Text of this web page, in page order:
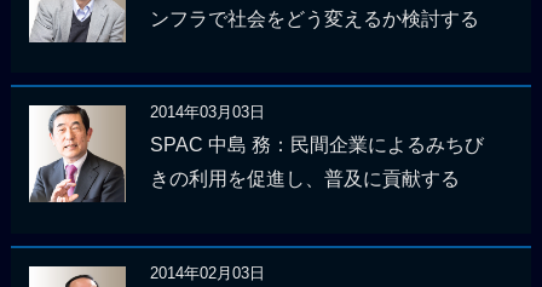
ンフラで社会をどう変えるか検討する
2014年03月03日
SPAC 中島 務：民間企業によるみちび
きの利用を促進し、普及に貢献する
2014年02月03日